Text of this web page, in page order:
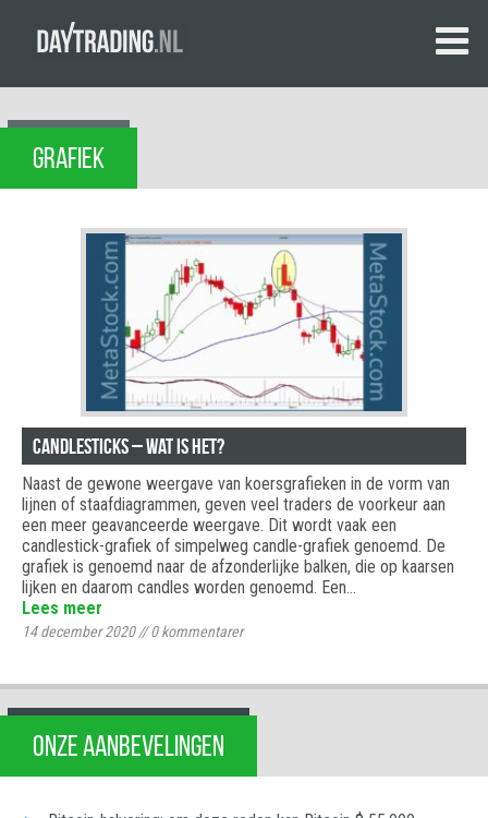
GRAFIEK
Candlesticks – wat is het?
Naast de gewone weergave van koersgrafieken in de vorm van
lijnen of staafdiagrammen, geven veel traders de voorkeur aan
een meer geavanceerde weergave. Dit wordt vaak een
candlestick-grafiek of simpelweg candle-grafiek genoemd. De
grafiek is genoemd naar de afzonderlijke balken, die op kaarsen
lijken en daarom candles worden genoemd. Een…
Lees meer
14 december 2020//0kommentarer
ONZE AANBEVELINGEN